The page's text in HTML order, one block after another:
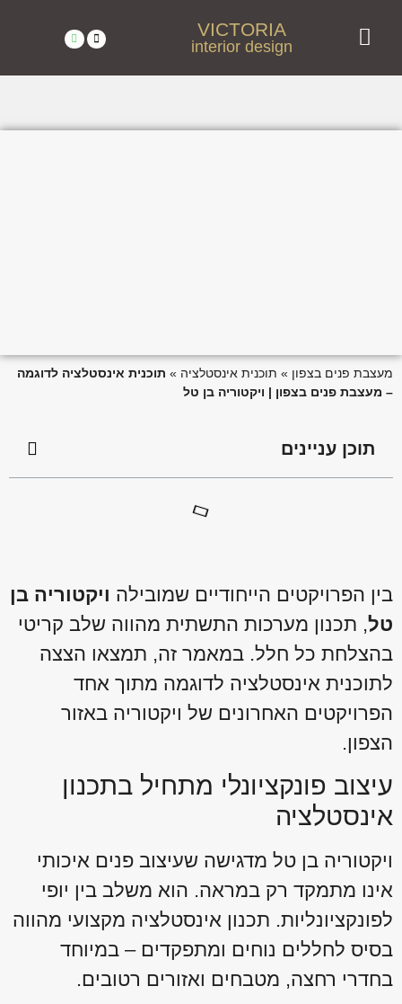
VICTORIA
interior design
מעצבת פנים בצפון » תוכנית אינסטלציה » תוכנית אינסטלציה לדוגמה
– מעצבת פנים בצפון | ויקטוריה בן טל
תוכן עניינים
בין הפרויקטים הייחודיים שמובילה ויקטוריה בן
טל, תכנון מערכות התשתית מהווה שלב קריטי
בהצלחת כל חלל. במאמר זה, תמצאו הצצה
לתוכנית אינסטלציה לדוגמה מתוך אחד
הפרויקטים האחרונים של ויקטוריה באזור
הצפון.
עיצוב פונקציונלי מתחיל בתכנון
אינסטלציה
ויקטוריה בן טל מדגישה שעיצוב פנים איכותי
אינו מתמקד רק במראה. הוא משלב בין יופי
לפונקציונליות. תכנון אינסטלציה מקצועי מהווה
בסיס לחללים נוחים ומתפקדים – במיוחד
בחדרי רחצה, מטבחים ואזורים רטובים.